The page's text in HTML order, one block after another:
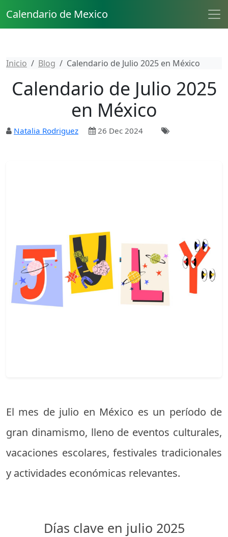
Calendario de Mexico
Inicio Blog Calendario de Julio 2025 en México
Calendario de Julio 2025
en México
Natalia Rodriguez 26 Dec 2024
El mes de julio en México es un período de
gran dinamismo, lleno de eventos culturales,
vacaciones escolares, festivales tradicionales
y actividades económicas relevantes.
Días clave en julio 2025